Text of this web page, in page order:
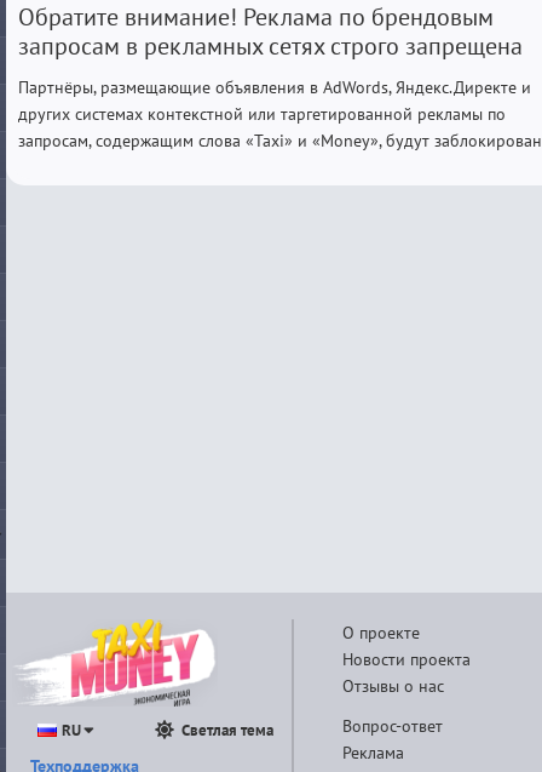
Обратите внимание! Реклама по брендовым
запросам в рекламных сетях строго запрещена
Партнёры, размещающие объявления в AdWords, Яндекс.Директе и
других системах контекстной или таргетированной рекламы по
запросам, содержащим слова «Taxi» и «Money», будут
О проекте
Новости проекта
Отзывы о нас
Вопрос-ответ
Реклама
RU Светлая тема
Техподдержка